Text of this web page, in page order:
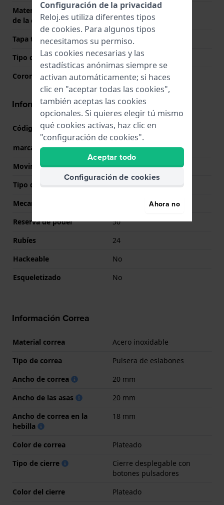
Material de la parte trasera
de la caja
Acero inoxidable
Tapa trasera
Transparente
Tipo de cristal
Zafiro
Corona
Corona tipo pull
Información del movimiento
Código de Movimiento F7F44 (Ver especificaciones
marca del movimiento
Orient
Movimiento suizo
No
Tipo de pantalla
Mecanismo
Mecánico Automático
Reserva de poder
50
Rubíes
24
Hackeable
No
Esqueletizado
No
Información Correa
Material correa
Acero inoxidable
Tipo de correa
Pulsera de eslabones
Ancho de correa
20 mm
Ancho de las asas
20 mm
Ancho de correa en la
hebilla
18 mm
Color de correa
Plateado
Tipo de cierre
Cierre desplegable con
botones pulsadores
Color del cierre
Plateado
Configuración de la privacidad
Reloj.es utiliza diferentes tipos
de cookies. Para algunos tipos
necesitamos su permiso.
Las cookies necesarias y las
estadísticas anónimas siempre se
activan automáticamente; si haces
clic en "aceptar todas las cookies",
también aceptas las cookies
opcionales. Si quieres elegir tú mismo
qué cookies activas, haz clic en
"configuración de cookies".
Aceptar todo
Configuración de cookies
Ahora no